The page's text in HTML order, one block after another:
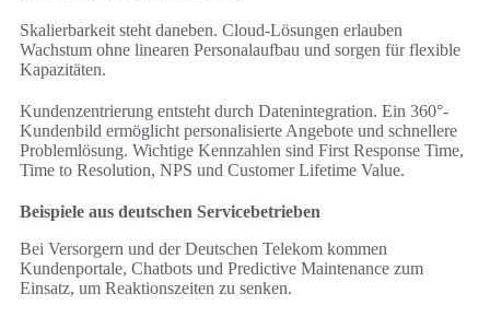
Skalierbarkeit steht daneben. Cloud-Lösungen erlauben
Wachstum ohne linearen Personalaufbau und sorgen für flexible
Kapazitäten.
Kundenzentrierung entsteht durch Datenintegration. Ein 360°-
Kundenbild ermöglicht personalisierte Angebote und schnellere
Problemlösung. Wichtige Kennzahlen sind First Response Time,
Time to Resolution, NPS und Customer Lifetime Value.
Beispiele aus deutschen Servicebetrieben
Bei Versorgern und der Deutschen Telekom kommen
Kundenportale, Chatbots und Predictive Maintenance zum
Einsatz, um Reaktionszeiten zu senken.